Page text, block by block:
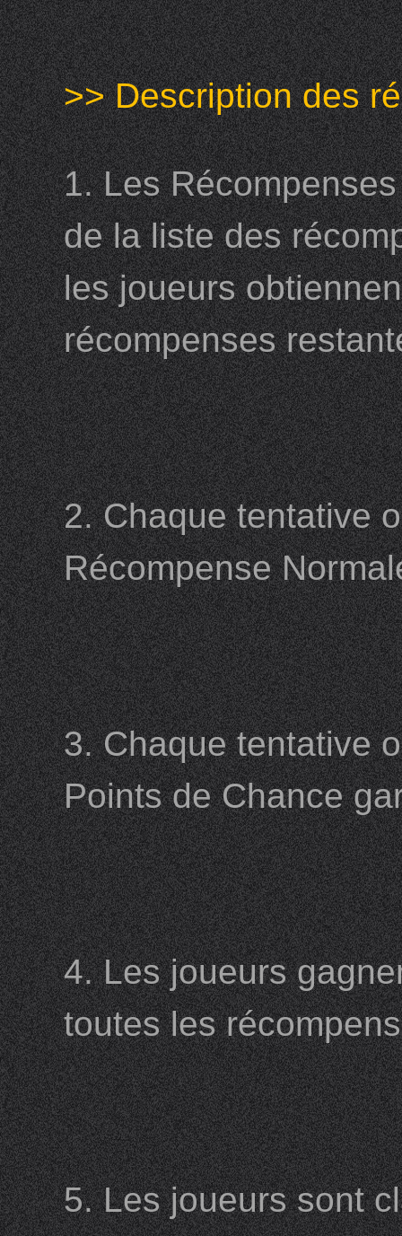
>> Description des
1. Les
de la liste des
les joueurs
récompenses
2. Chaque tentative
Récompense
3. Chaque tentative
Points de Chance
4. Les joueurs
toutes les
5. Les joueurs sont